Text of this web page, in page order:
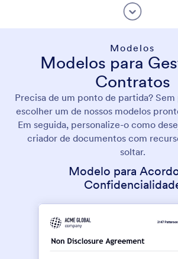
Modelos
Modelos para
Contratos
Precisa de um ponto de partida? Sem
escolher um de nossos modelos
Em seguida, personalize-o como
criador de documentos com
soltar.
Modelo para